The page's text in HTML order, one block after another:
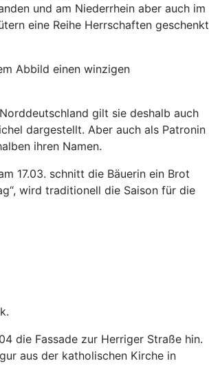
und am Niederrhein aber auch im
eine Reihe Herrschaften geschenkt
Abbild einen winzigen
gilt sie deshalb auch
dargestellt. Aber auch als Patronin
ihren Namen.
17.03. schnitt die Bäuerin ein Brot
wird traditionell die Saison für die
die Fassade zur Herriger Straße hin.
aus der katholischen Kirche in